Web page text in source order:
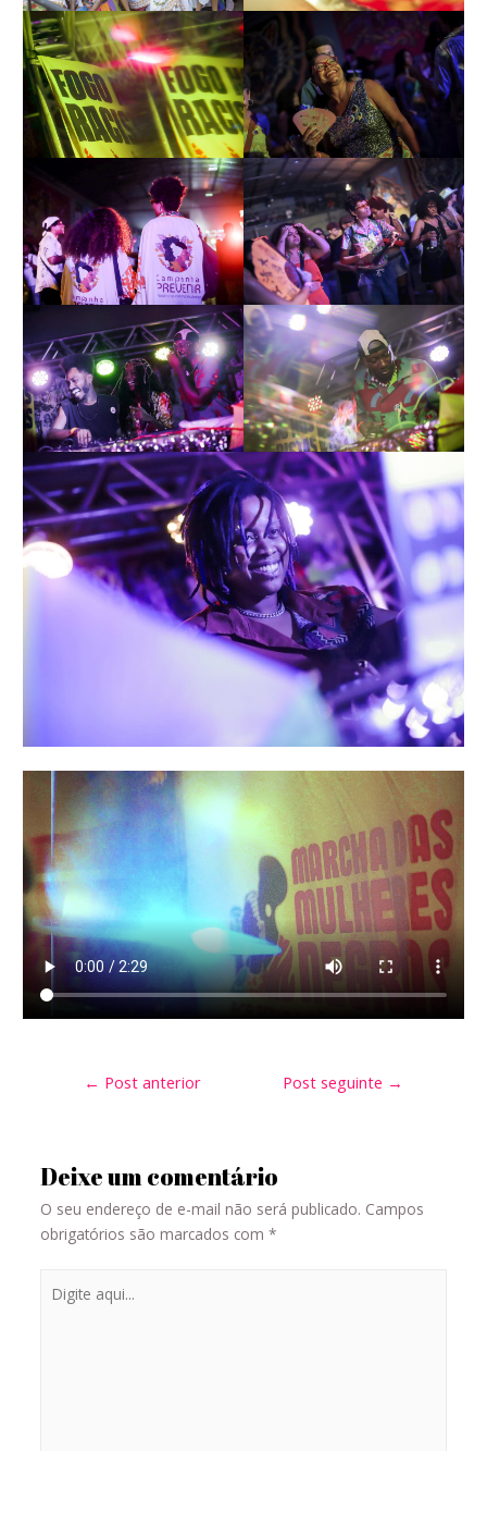
← Post anterior Post seguinte →
Deixe um comentário
O seu endereço de e-mail não será publicado. Campos
obrigatórios são marcados com *